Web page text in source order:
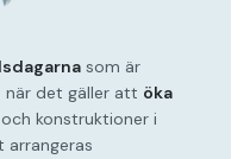
som är
när det gäller att öka
konstruktioner i